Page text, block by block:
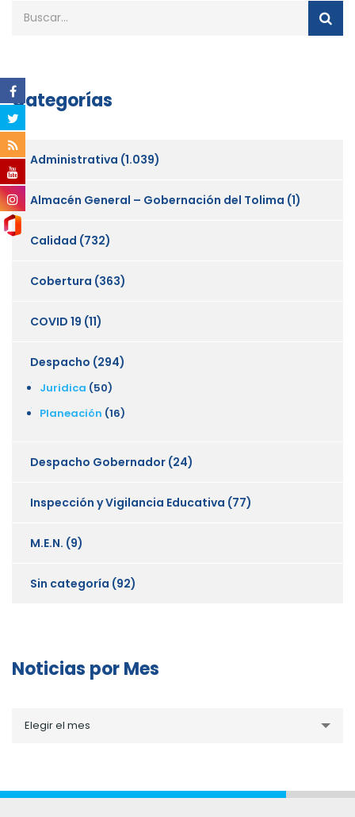
Categorías
Administrativa (1.039)
Almacén General – Gobernación del Tolima (1)
Calidad (732)
Cobertura (363)
COVID 19 (11)
Despacho (294)
Juridica (50)
Planeación (16)
Despacho Gobernador (24)
Inspección y Vigilancia Educativa (77)
M.E.N. (9)
Sin categoría (92)
Noticias por Mes
porElegir el mes